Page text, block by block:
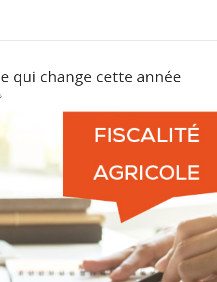
qui change cette année